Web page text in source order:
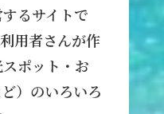
るサイトで
用者さんが作
ポット・お
）のいろいろ